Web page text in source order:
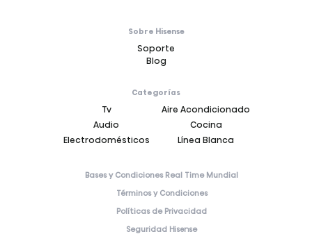
Sobre Hisense
Soporte
Blog
Categorías
Tv
Aire Acondicionado
Audio
Cocina
Electrodomésticos
Línea Blanca
Bases y Condiciones Real Time Mundial
Términos y Condiciones
Políticas de Privacidad
Seguridad Hisense